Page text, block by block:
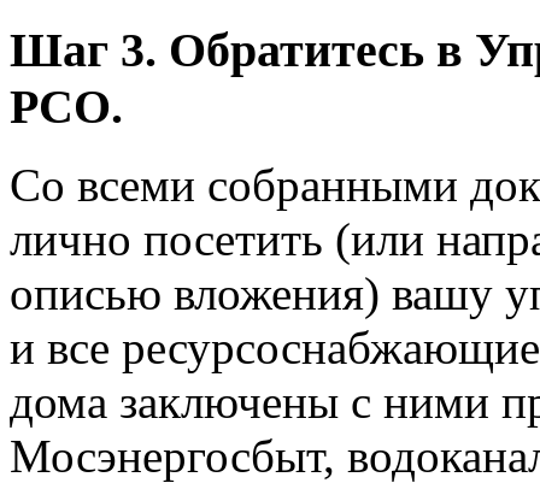
Шаг 3. Обратитесь в
РСО.
Со всеми собранными
лично посетить (или
описью вложения) вашу
и все
дома заключены с ними
Мосэнергосбыт,